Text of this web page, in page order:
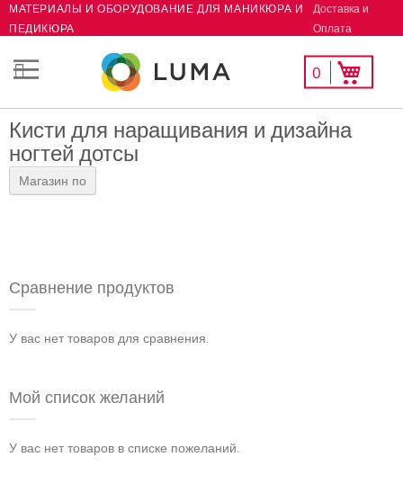
Skip
Content
МАТЕРИАЛЫ И ОБОРУДОВАНИЕ ДЛЯ МАНИКЮРА И
ПЕДИКЮРА
Доставка и
Оплата
Моя корзина
0
Мой
список
Кисти для наращивания и дизайна
ногтей дотсы
Магазин по
Сравнение продуктов
У вас нет товаров для сравнения.
Мой список желаний
У вас нет товаров в списке пожеланий.